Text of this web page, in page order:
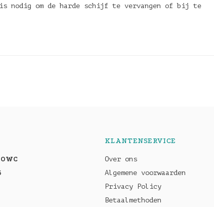
nodig om de harde schijf te vervangen of bij te
KLANTENSERVICE
Over ons
Algemene voorwaarden
Privacy Policy
Betaalmethoden